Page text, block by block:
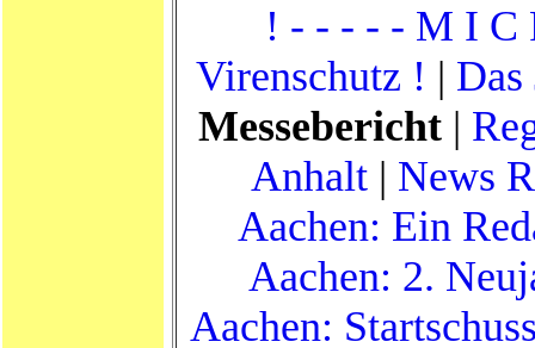
! - - - - - M I C
Virenschutz ! | Das
Messebericht |
Anhalt| News
Aachen: Ein
Aachen: 2.
Aachen: